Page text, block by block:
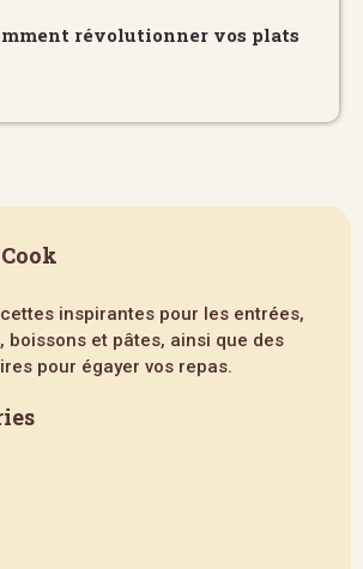
révolutionner vos plats
inspirantes pour les entrées,
boissons et pâtes, ainsi que des
pour égayer vos repas.